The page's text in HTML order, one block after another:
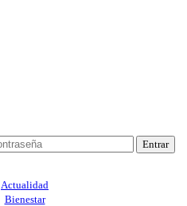
Entrar
Actualidad
Bienestar